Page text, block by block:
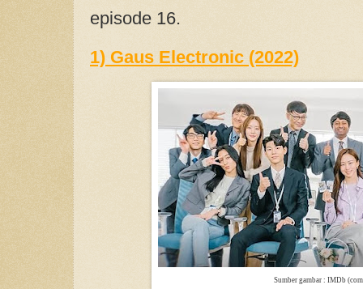
episode 16.
1) Gaus Electronic (2022)
Sumber gambar : IMDb